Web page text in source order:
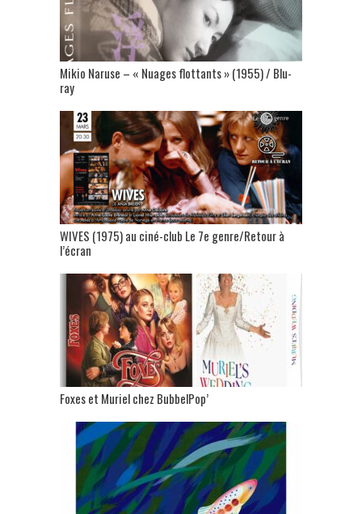
Mikio Naruse – « Nuages flottants » (1955) / Blu-
ray
WIVES (1975) au ciné-club Le 7e genre/Retour à
l’écran
Foxes et Muriel chez BubbelPop’